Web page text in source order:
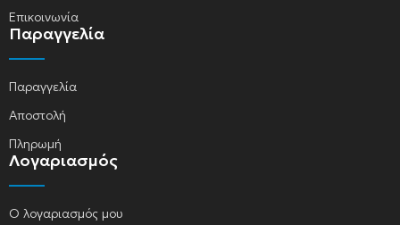
Επικοινωνία
Παραγγελία
Παραγγελία
Αποστολή
Πληρωμή
Λογαριασμός
Ο λογαριασμός μου